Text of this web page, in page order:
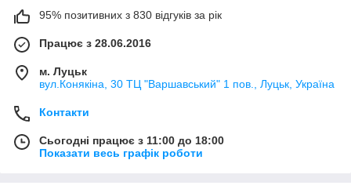
95% позитивних з 830 відгуків за рік
Працює з 28.06.2016
м. Луцьк
вул.Конякіна, 30 ТЦ "Варшавський" 1 пов., Луцьк, Україна
Контакти
Сьогодні працює з 11:00 до 18:00
Показати весь графік роботи